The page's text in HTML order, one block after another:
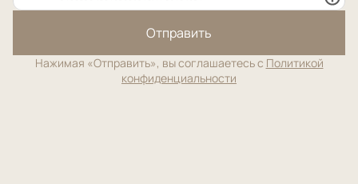
Отправить
Нажимая «Отправить», вы соглашаетесь с Политикой
конфиденциальности